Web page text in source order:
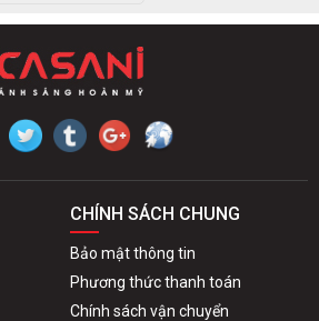
CHÍNH SÁCH CHUNG
Bảo mật thông tin
Phương thức thanh toán
Chính sách vận chuyển